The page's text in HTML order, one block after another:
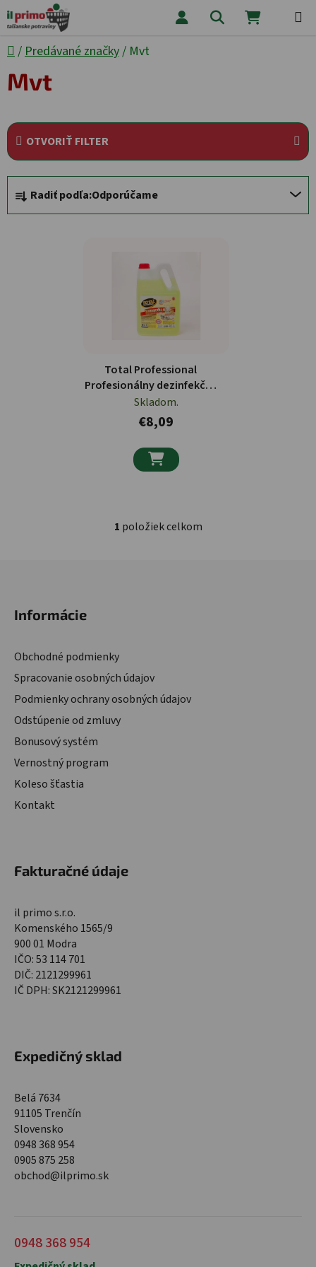
Prejsť na obsah Hľadať
Domov
/ Predávané značky/ Mvt
Mvt
OTVORIŤ FILTER
Radenie produktov
Radiť podľa:Odporúčame
Total Professional
Profesionálny dezinfekčný
odmasťovač 5l
Skladom.
€8,09

Ovládacie prvky výpisu
1 položiek celkom
Informácie
Obchodné podmienky
Spracovanie osobných údajov
Podmienky ochrany osobných údajov
Odstúpenie od zmluvy
Bonusový systém
Vernostný program
Koleso šťastia
Kontakt
Fakturačné údaje
il primo s.r.o.
Komenského 1565/9
900 01 Modra
IČO: 53 114 701
DIČ: 2121299961
IČ DPH: SK2121299961
Expedičný sklad
Belá 7634
91105 Trenčín
Slovensko
0948 368 954
0905 875 258
obchod@ilprimo.sk
0948 368 954